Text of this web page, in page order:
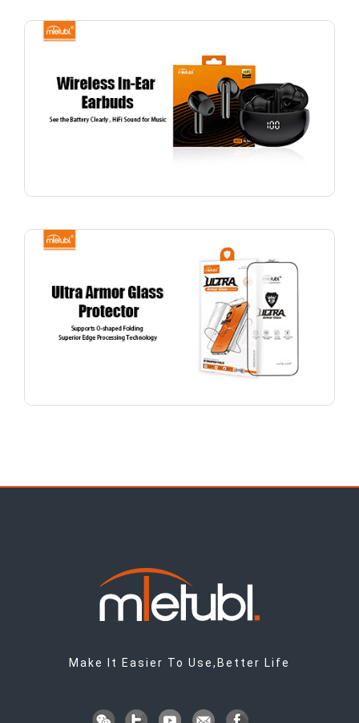
Make It Easier To Use,Better Life